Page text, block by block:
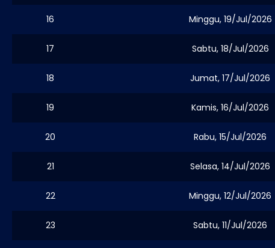
16 Minggu, 19/Jul/2026
17 Sabtu, 18/Jul/2026
18 Jumat, 17/Jul/2026
19 Kamis, 16/Jul/2026
20 Rabu, 15/Jul/2026
21 Selasa, 14/Jul/2026
22 Minggu, 12/Jul/2026
23 Sabtu, 11/Jul/2026